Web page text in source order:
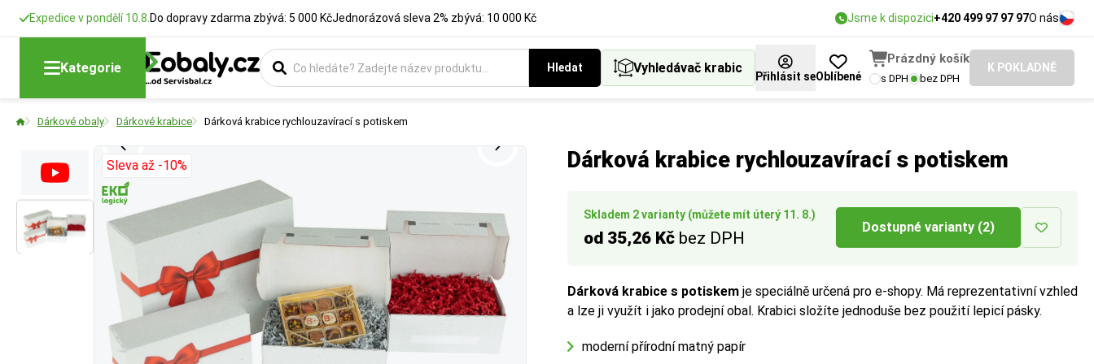
Expedice v pondělí 10.8. Do dopravy zdarma zbývá: 5 000 KčJednorázová sleva 2% zbývá: 10 000 Kč Jsme k dispozici+420 499 97 97 97O nás
Kategorie Hledat Vyhledávač krabic
Přihlásit seOblíbené
Prázdný košík
s DPH bez DPH
K POKLADNĚ
Dárkové obaly Dárkové krabice Dárková krabice rychlouzavírací s potiskem
Dárková krabice rychlouzavírací s potiskem
Skladem 2 varianty (můžete mít úterý 11. 8.)
od 35,26 Kč bez DPH
Dostupné varianty (2)
Dárková krabice s potiskem je speciálně určená pro e-shopy. Má reprezentativní vzhled
a lze ji využít i jako prodejní obal. Krabici složíte jednoduše bez použití lepicí pásky.
moderní přírodní matný papír
Sleva až -10%
Délka
Rozměry krabic
Šířka
Rozměry krabic
Typ krabice
Vyberte si konstrukci krabice, která nejlépe vyhovuje vašemu způsobu balení a expedice.